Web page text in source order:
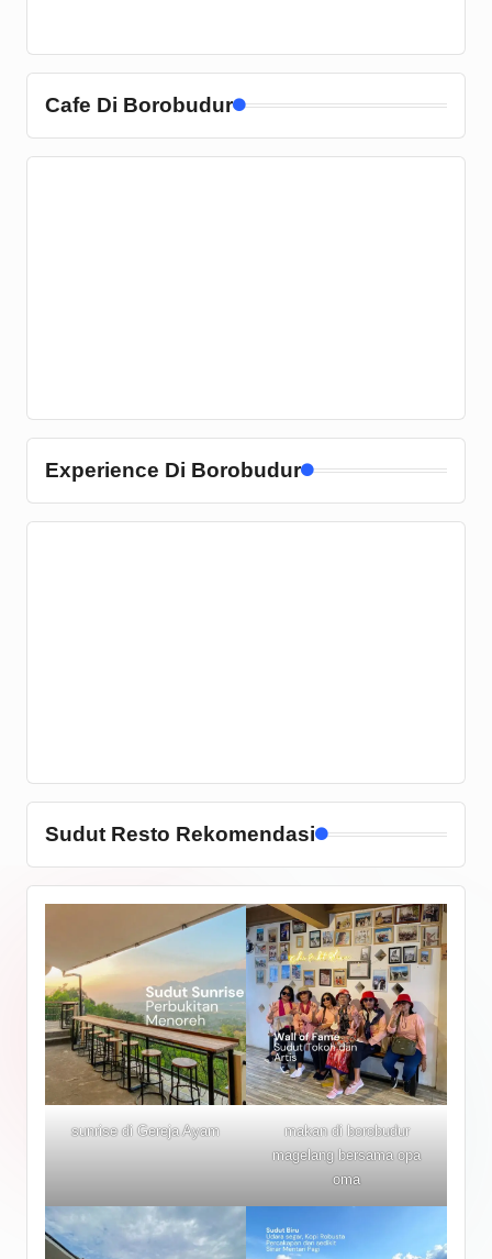
Cafe Di Borobudur
Experience Di Borobudur
Sudut Resto Rekomendasi
sunrise di Gereja Ayam
makan di borobudur
magelang bersama opa
oma